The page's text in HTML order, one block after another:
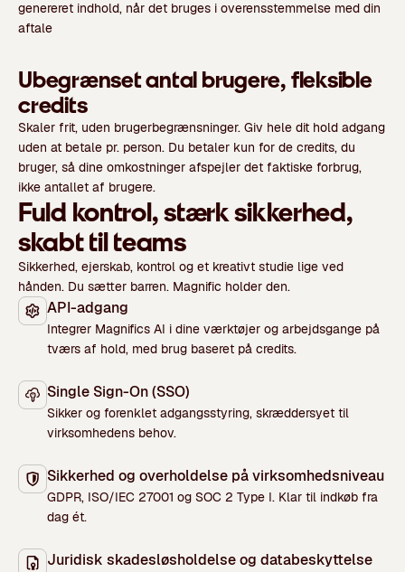
genereret indhold, når det bruges i overensstemmelse med din
aftale
Ubegrænset antal brugere, fleksible
credits
Skaler frit, uden brugerbegrænsninger. Giv hele dit hold adgang
uden at betale pr. person. Du betaler kun for de credits, du
bruger, så dine omkostninger afspejler det faktiske forbrug,
ikke antallet af brugere.
Fuld kontrol, stærk sikkerhed,
skabt til teams
Sikkerhed, ejerskab, kontrol og et kreativt studie lige ved
hånden. Du sætter barren. Magnific holder den.
API-adgang
Integrer Magnifics AI i dine værktøjer og arbejdsgange på
tværs af hold, med brug baseret på credits.
Single Sign-On (SSO)
Sikker og forenklet adgangsstyring, skræddersyet til
virksomhedens behov.
Sikkerhed og overholdelse på virksomhedsniveau
GDPR, ISO/IEC 27001 og SOC 2 Type I. Klar til indkøb fra
dag ét.
Juridisk skadesløsholdelse og databeskyttelse